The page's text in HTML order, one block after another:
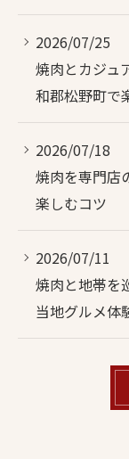
2026/07/25
焼肉とカジュ
和郡松野町で
2026/07/18
焼肉を専門店
楽しむコツ
2026/07/11
焼肉と地帯を
当地グルメ体